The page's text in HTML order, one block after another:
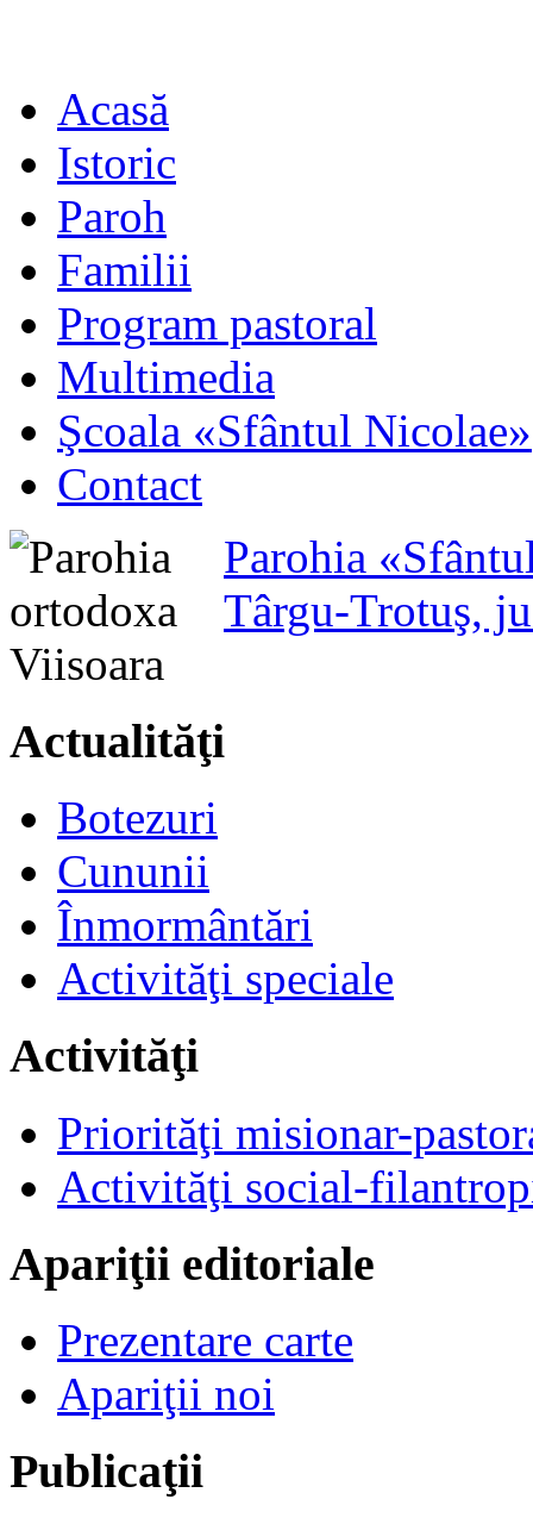
Acasă
Istoric
Paroh
Familii
Program pastoral
Multimedia
Şcoala «Sfântul Nicolae»
Contact
Parohia
Târgu-Trotuş,
Actualităţi
Botezuri
Cununii
Înmormântări
Activităţi speciale
Activităţi
Priorităţi misionar-
Activităţi social-
Apariţii editoriale
Prezentare carte
Apariţii noi
Publicaţii